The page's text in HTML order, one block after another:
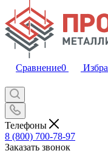
Сравнение0
Телефоны
8 (800) 700-78-97
Заказать звонок